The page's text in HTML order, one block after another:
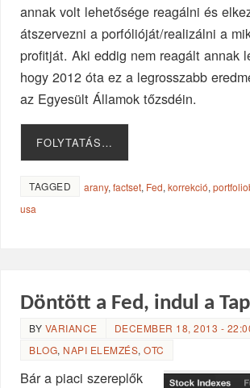
annak volt lehetősége reagálni és
átszervezni a porfólióját/realizálni a
profitját. Aki eddig nem reagált annak
hogy 2012 óta ez a legrosszabb
az Egyesült Államok tőzsdéin.
FOLYTATÁS…
TAGGED arany,factset, Fed,korrekció,
usa
Döntött a Fed, indul a
BY VARIANCE
DECEMBER 18, 2013 -
BLOG, NAPI ELEMZÉS,OTC
Bár a piaci szereplők